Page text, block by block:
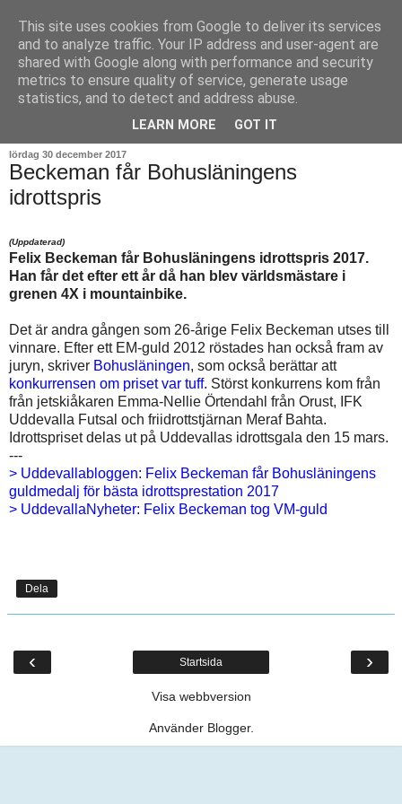
lördag 30 december 2017
Beckeman får Bohusläningens
idrottspris
(Uppdaterad)
Felix Beckeman får Bohusläningens idrottspris 2017.
Han får det efter ett år då han blev världsmästare i
grenen 4X i mountainbike.
Det är andra gången som 26-årige Felix Beckeman utses till
vinnare. Efter ett EM-guld 2012 röstades han också fram av
juryn, skriver Bohusläningen, som också berättar att
konkurrensen om priset var tuff. Störst konkurrens kom från
från jetskiåkaren Emma-Nellie Örtendahl från Orust, IFK
Uddevalla Futsal och friidrottstjärnan Meraf Bahta.
Idrottspriset delas ut på Uddevallas idrottsgala den 15 mars.
---
> Uddevallabloggen: Felix Beckeman får Bohusläningens
guldmedalj för bästa idrottsprestation 2017
> UddevallaNyheter: Felix Beckeman tog VM-guld
Dela
‹ ›
Startsida
Visa webbversion
Använder Blogger.
This site uses cookies from Google to deliver its services
and to analyze traffic. Your IP address and user-agent are
shared with Google along with performance and security
metrics to ensure quality of service, generate usage
statistics, and to detect and address abuse.
LEARN MORE GOT IT